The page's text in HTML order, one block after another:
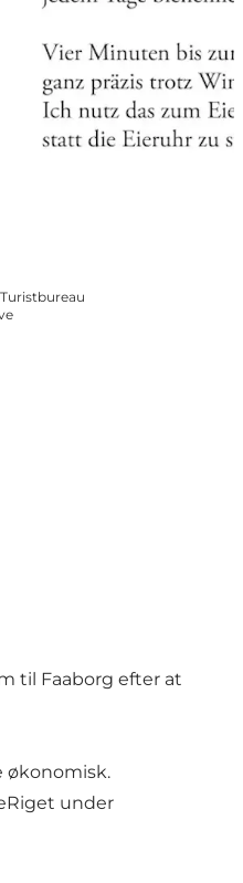
til Faaborg efter at
økonomisk.
under